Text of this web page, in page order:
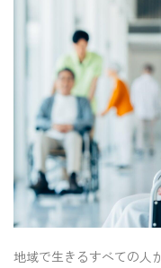
地域で生きるすべての人